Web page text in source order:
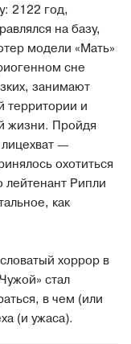
2122 год,
на базу,
модели «Мать»
сне
занимают
территории и
жизни. Пройдя
—
охотиться
Рипли
как
хоррор в
стал
в чем (или
(и ужаса).